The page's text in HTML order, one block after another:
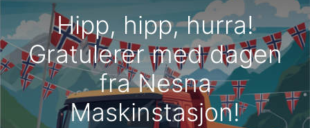
Hipp, hipp, hurra!
Gratulerer med dagen
fra Nesna
Maskinstasjon!